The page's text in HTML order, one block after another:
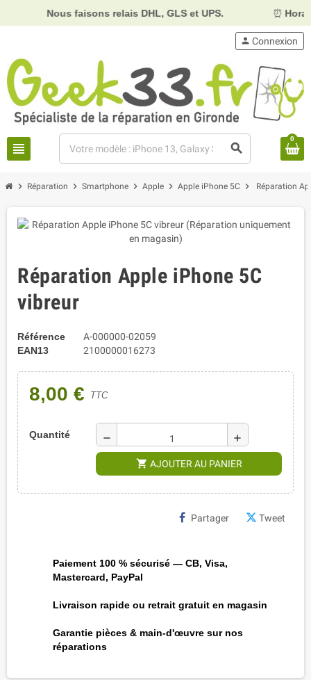
Nous faisons relais DHL, GLS et UPS. Horaires :
view_headline search
person Connexion
0
chevron_right Réparation chevron_right Smartphone chevron_right Apple chevron_right Apple iPhone 5C chevron_right Réparation
Réparation Apple iPhone 5C
vibreur
Référence
A-000000-02059
EAN13
2100000016273
8,00 € TTC
Quantité remove add
shopping_cart AJOUTER AU PANIER
Partager Tweet
Paiement 100 % sécurisé — CB, Visa,
Mastercard, PayPal
Livraison rapide ou retrait gratuit en magasin
Garantie pièces & main-d'œuvre sur nos
réparations